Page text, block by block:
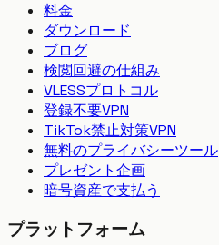
料金
ダウンロード
ブログ
検閲回避の仕組み
VLESSプロトコル
登録不要VPN
TikTok禁止対策VPN
無料のプライバシーツール
プレゼント企画
暗号資産で支払う
プラットフォーム